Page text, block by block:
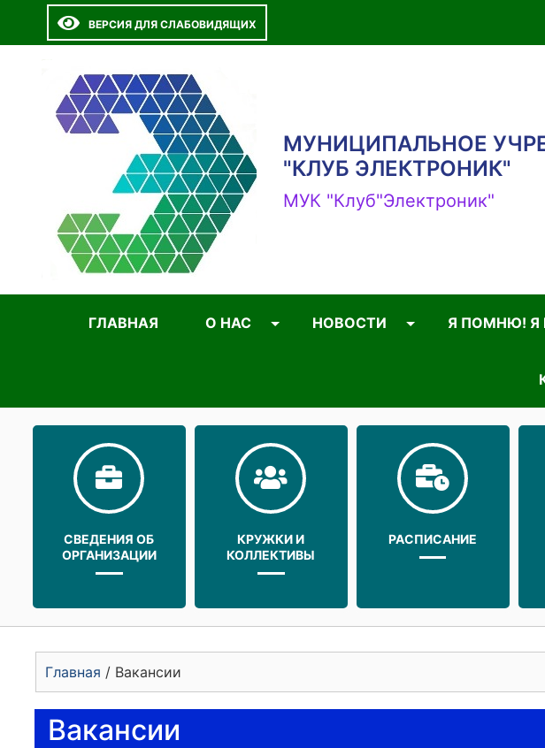
ВЕРСИЯ ДЛЯ СЛАБОВИДЯЩИХ
МУНИЦИПАЛЬНОЕ
"КЛУБ ЭЛЕКТРОНИК"
МУК "Клуб"Электроник"
ГЛАВНАЯ О НАС НОВОСТИ Я ПОМНЮ! Я
СВЕДЕНИЯ ОБ
ОРГАНИЗАЦИИ
КРУЖКИ И
КОЛЛЕКТИВЫ
РАСПИСАНИЕ
Главная / Вакансии
Вакансии